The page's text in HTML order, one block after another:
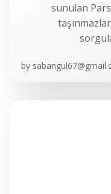
sunulan
by